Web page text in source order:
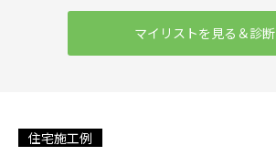
マイリストを見る＆診断
住宅施工例